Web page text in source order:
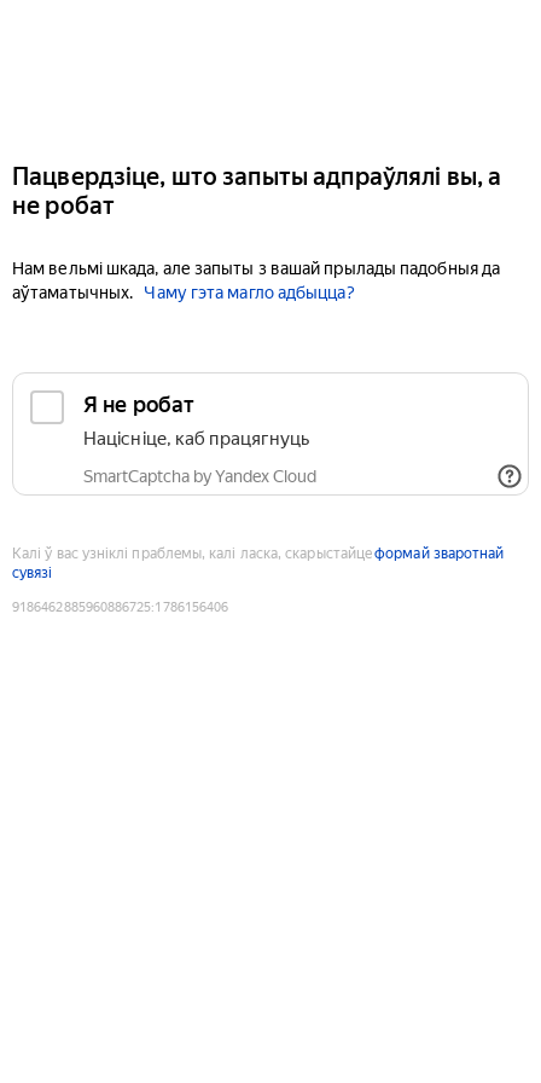
Пацвердзіце, што запыты адпраўлялі вы, а
не робат
Нам вельмі шкада, але запыты з вашай прылады падобныя да
аўтаматычных.
Чаму гэта магло адбыцца?
Я не робат
Націсніце, каб працягнуць
SmartCaptcha by Yandex Cloud
Калі ў вас узніклі праблемы, калі ласка, скарыстайцеформай зваротнай
сувязі
9186462885960886725:1786156406